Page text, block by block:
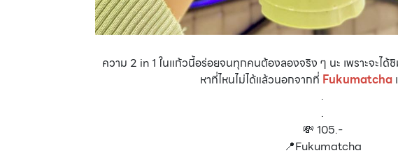
ความ 2 in 1 ในแก้วนี้อร่อยจนทุกคนต้องลองจริง ๆ นะ เพราะจะได้
หาที่ไหนไม่ได้แล้วนอกจากที่ Fukumatcha
.
.
💸 105.-
📍Fukumatcha